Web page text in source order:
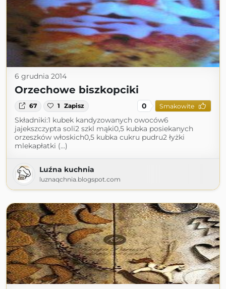
6 grudnia 2014
Orzechowe biszkopciki
67 1 Zapisz 0 Smakowite
Składniki:1 kubek kandyzowanych owoców6
jajekszczypta soli2 szkl mąki0,5 kubka posiekanych
orzeszków włoskich0,5 kubka cukru pudru2 łyżki
mlekapłatki (...)
Luźna kuchnia
luznaqchnia.blogspot.com